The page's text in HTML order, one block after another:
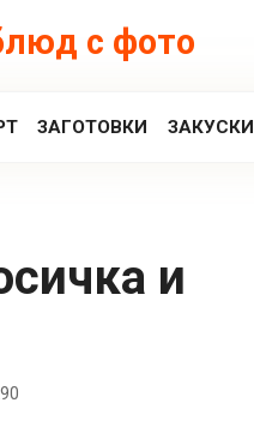
с фото
ЗАГОТОВКИ ЗАКУСКИ